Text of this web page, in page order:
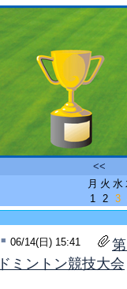
<<
月 火 水
1
2 3
■ 06/14(日) 15:41
ドミントン競技大会